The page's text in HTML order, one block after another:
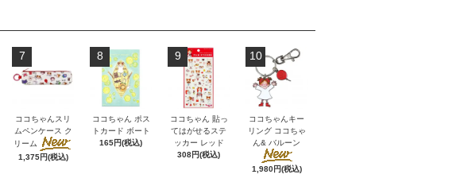
7
ココちゃんスリ
ムペンケース ク
リーム
1,375円(税込)
8
ココちゃん ポス
トカード ボート
165円(税込)
9
ココちゃん 貼っ
てはがせるステ
ッカー レッド
308円(税込)
10
ココちゃんキー
リング ココちゃ
ん& バルーン
1,980円(税込)